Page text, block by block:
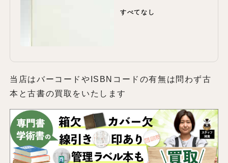
すべてなし
当店はバーコードやISBNコードの有無は問わず古
本と古書の買取をいたします